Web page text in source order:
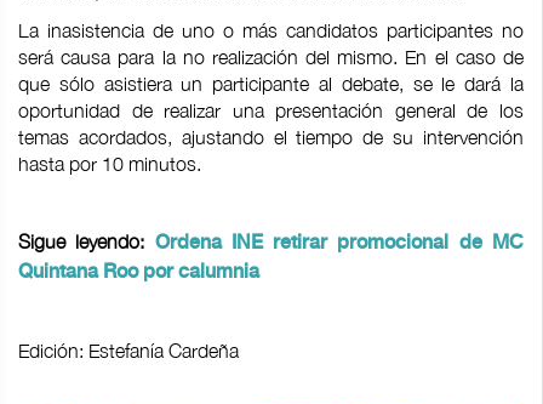
La inasistencia de uno o más candidatos participantes no
será causa para la no realización del mismo. En el caso de
que sólo asistiera un participante al debate, se le dará la
oportunidad de realizar una presentación general de los
temas acordados, ajustando el tiempo de su intervención
hasta por 10 minutos.
Sigue leyendo: Ordena INE retirar promocional de MC
Quintana Roo por calumnia
Edición: Estefanía Cardeña